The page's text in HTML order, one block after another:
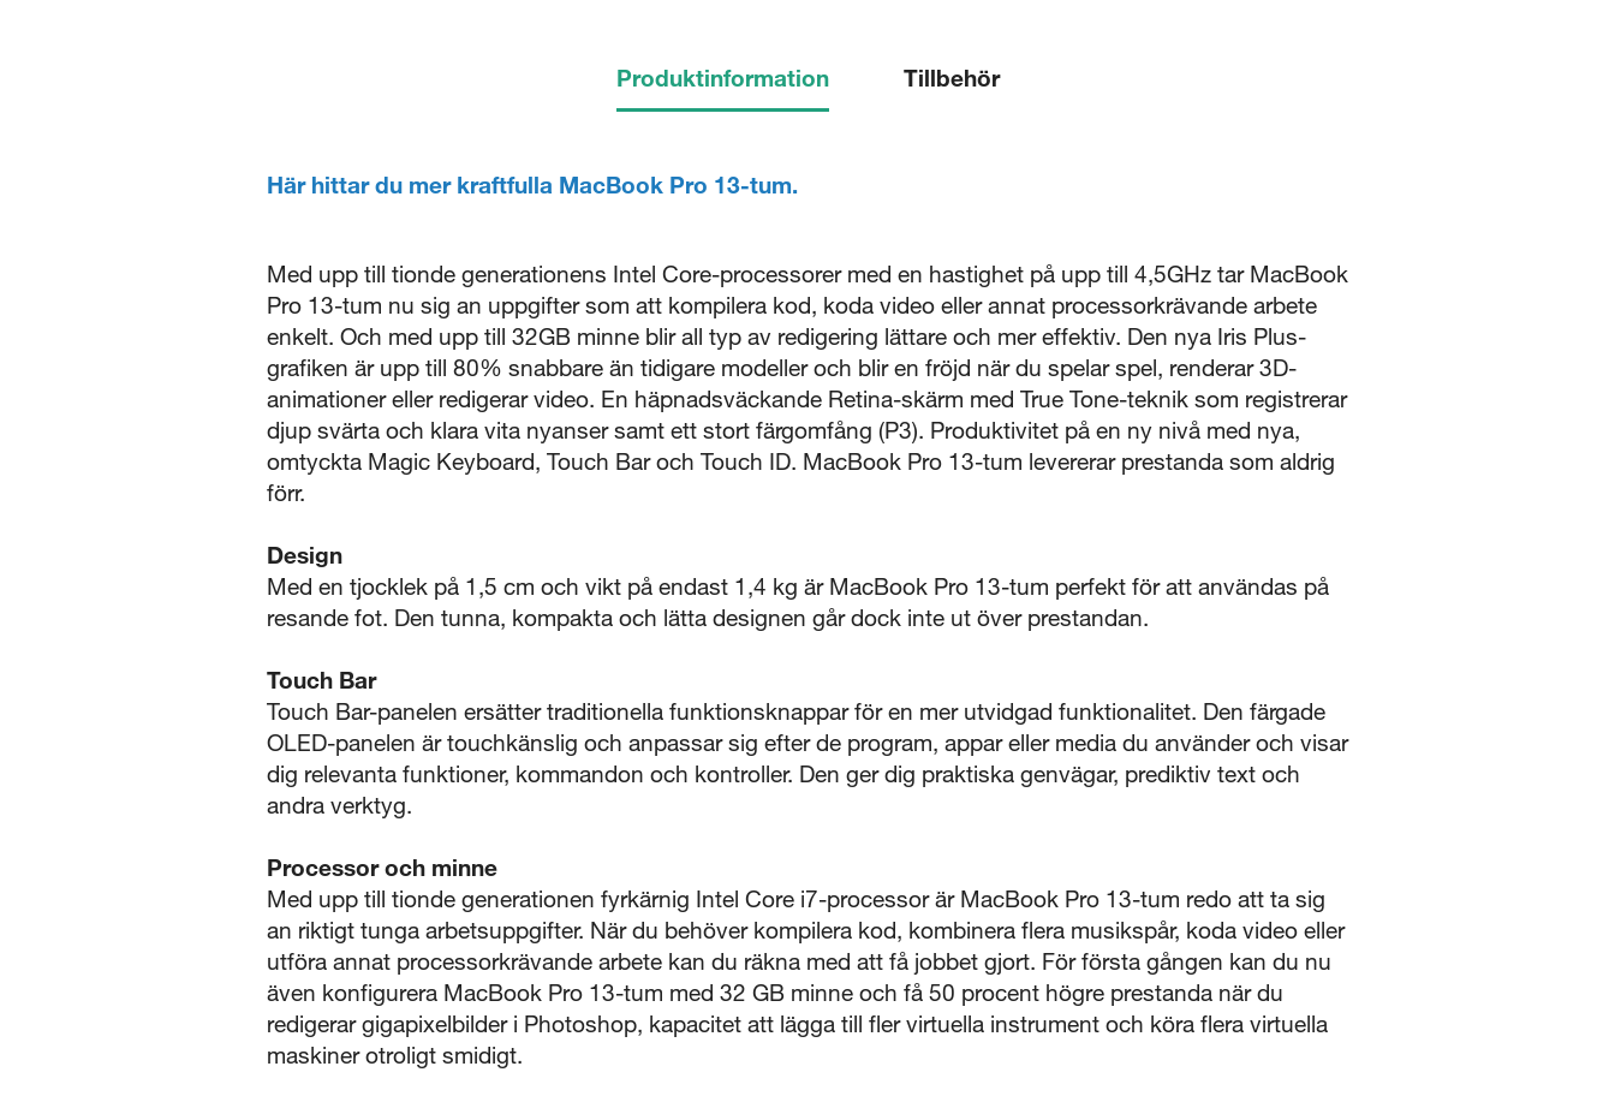
Produktinformation Tillbehör
Här hittar du mer kraftfulla MacBook Pro 13-tum.
Med upp till tionde generationens Intel Core-processorer med en hastighet på upp till 4,5GHz tar MacBook
Pro 13-tum nu sig an uppgifter som att kompilera kod, koda video eller annat processorkrävande arbete
enkelt. Och med upp till 32GB minne blir all typ av redigering lättare och mer effektiv. Den nya Iris Plus-
grafiken är upp till 80% snabbare än tidigare modeller och blir en fröjd när du spelar spel, renderar 3D-
animationer eller redigerar video. En häpnadsväckande Retina-skärm med True Tone-teknik som registrerar
djup svärta och klara vita nyanser samt ett stort färgomfång (P3). Produktivitet på en ny nivå med nya,
omtyckta Magic Keyboard, Touch Bar och Touch ID. MacBook Pro 13-tum levererar prestanda som aldrig
förr.
Design
Med en tjocklek på 1,5 cm och vikt på endast 1,4 kg är MacBook Pro 13-tum perfekt för att användas på
resande fot. Den tunna, kompakta och lätta designen går dock inte ut över prestandan.
Touch Bar
Touch Bar-panelen ersätter traditionella funktionsknappar för en mer utvidgad funktionalitet. Den färgade
OLED-panelen är touchkänslig och anpassar sig efter de program, appar eller media du använder och visar
dig relevanta funktioner, kommandon och kontroller. Den ger dig praktiska genvägar, prediktiv text och
andra verktyg.
Processor och minne
Med upp till tionde generationen fyrkärnig Intel Core i7-processor är MacBook Pro 13-tum redo att ta sig
an riktigt tunga arbetsuppgifter. När du behöver kompilera kod, kombinera flera musikspår, koda video eller
utföra annat processorkrävande arbete kan du räkna med att få jobbet gjort. För första gången kan du nu
även konfigurera MacBook Pro 13-tum med 32 GB minne och få 50 procent högre prestanda när du
redigerar gigapixelbilder i Photoshop, kapacitet att lägga till fler virtuella instrument och köra flera virtuella
maskiner otroligt smidigt.